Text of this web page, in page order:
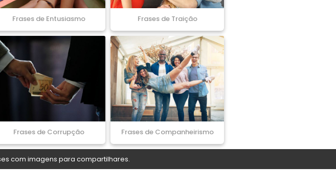
Frases de Entusiasmo Frases de Traição
Frases de Corrupção Frases de Companheirismo
com imagens para compartilhares.